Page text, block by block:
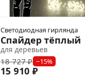
Светодиодная гирлянда
Спайдер тёплый
для деревьев
18 727 ₽ −15%
15 910 ₽